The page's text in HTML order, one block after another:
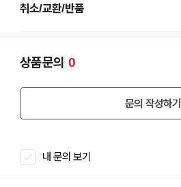
취소/교환/반품
상품문의 0
문의 작성하기
내 문의 보기